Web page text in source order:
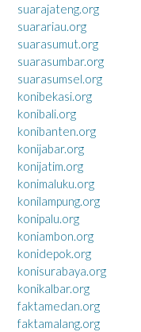
suarajateng.org
suarariau.org
suarasumut.org
suarasumbar.org
suarasumsel.org
konibekasi.org
konibali.org
konibanten.org
konijabar.org
konijatim.org
konimaluku.org
konilampung.org
konipalu.org
koniambon.org
konidepok.org
konisurabaya.org
konikalbar.org
faktamedan.org
faktamalang.org